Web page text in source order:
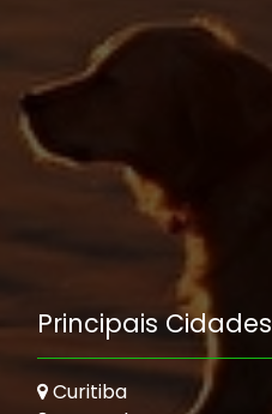
Principais Cidades
Curitiba